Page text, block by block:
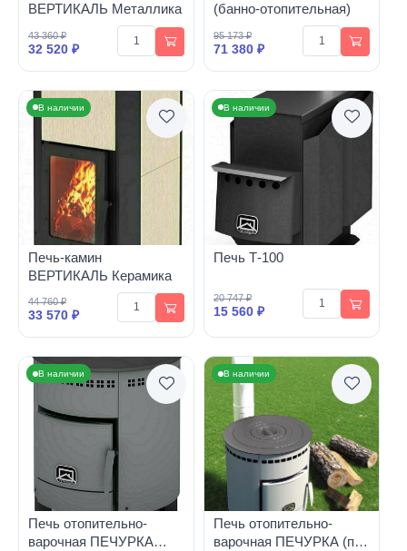
ВЕРТИКАЛЬ Металлика
43 360 ₽
32 520 ₽
(банно-отопительная)
95 173 ₽
71 380 ₽
В наличии
Печь-камин
ВЕРТИКАЛЬ Керамика
44 760 ₽
33 570 ₽
В наличии
Печь Т-100
20 747 ₽
15 560 ₽
В наличии
Печь отопительно-
варочная ПЕЧУРКА
В наличии
Печь отопительно-
варочная ПЕЧУРКА (под